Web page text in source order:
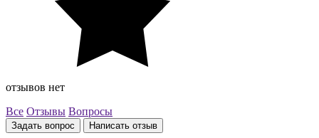
отзывов нет
Все Отзывы Вопросы
Задать вопрос Написать отзыв